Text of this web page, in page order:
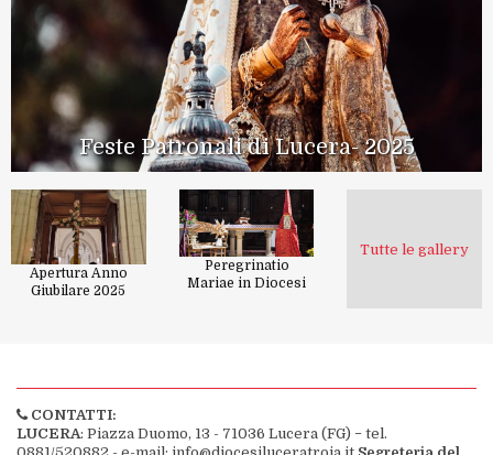
Feste Patronali di Lucera- 2025
Apertura Anno
Giubilare 2025
Peregrinatio
Mariae in Diocesi
Tutte le gallery
CONTATTI:
LUCERA: Piazza Duomo, 13 - 71036 Lucera (FG) − tel.